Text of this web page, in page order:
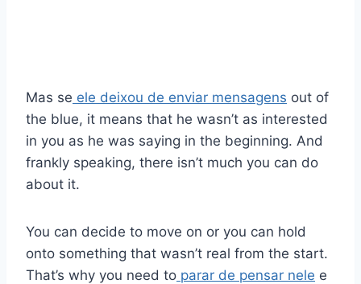
Mas se ele deixou de enviar mensagens out of
the blue, it means that he wasn’t as interested
in you as he was saying in the beginning. And
frankly speaking, there isn’t much you can do
about it.
You can decide to move on or you can hold
onto something that wasn’t real from the start.
That’s why you need to parar de pensar nele e